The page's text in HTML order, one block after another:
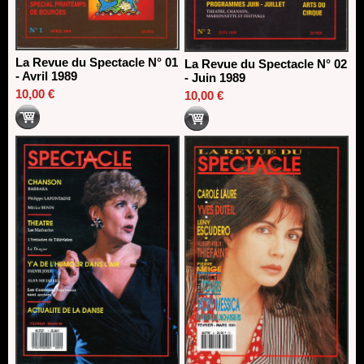
La Revue du Spectacle N° 01
- Avril 1989
10,00 €
La Revue du Spectacle N° 02
- Juin 1989
10,00 €